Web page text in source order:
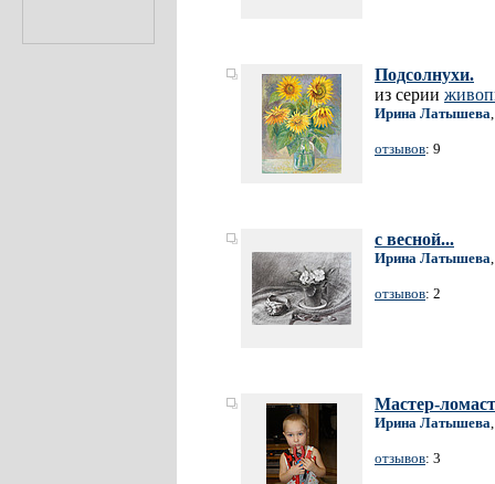
Подсолнухи.
из серии
Ирина Латышева
отзывов: 9
с весной...
Ирина Латышева
отзывов: 2
Мастер-
Ирина Латышева
отзывов: 3